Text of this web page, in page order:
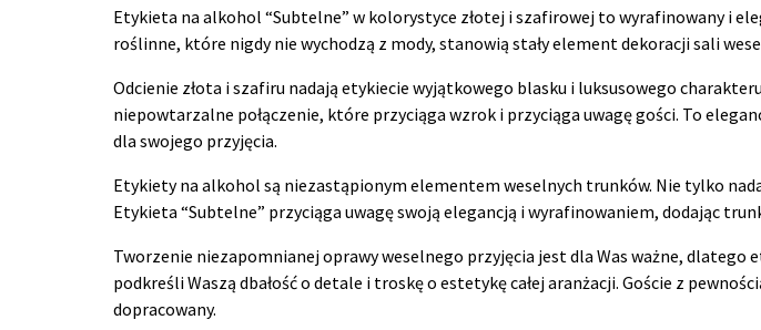
Etykieta na alkohol “Subtelne” w kolorystyce złotej i szafirowej to wyrafinowany i
roślinne, które nigdy nie wychodzą z mody, stanowią stały element dekoracji sali
Odcienie złota i szafiru nadają etykiecie wyjątkowego blasku i luksusowego
niepowtarzalne połączenie, które przyciąga wzrok i przyciąga uwagę gości. To
dla swojego przyjęcia.
Etykiety na alkohol są niezastąpionym elementem weselnych trunków. Nie tylko
Etykieta “Subtelne” przyciąga uwagę swoją elegancją i wyrafinowaniem, dodając
Tworzenie niezapomnianej oprawy weselnego przyjęcia jest dla Was ważne,
podkreśli Waszą dbałość o detale i troskę o estetykę całej aranżacji. Goście z
dopracowany.